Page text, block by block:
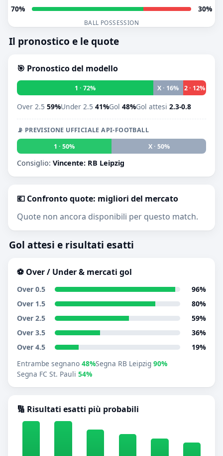
70% 30%
BALL POSSESSION
Il pronostico e le quote
🎯 Pronostico del modello
1 · 72% X · 16% 2 · 12%
Over 2.5 59%Under 2.5 41%Gol 48%Gol attesi 2.3-0.8
📡 PREVISIONE UFFICIALE API-FOOTBALL
1 · 50%
X · 50%
Consiglio: Vincente: RB Leipzig
💶 Confronto quote: migliori del mercato
Quote non ancora disponibili per questo match.
Gol attesi e risultati esatti
⚽ Over / Under & mercati gol
Over 0.5
96%
Over 1.5
80%
Over 2.5
59%
Over 3.5
36%
Over 4.5
19%
Entrambe segnano 48%Segna RB Leipzig 90%
Segna FC St. Pauli 54%
🔢 Risultati esatti più probabili